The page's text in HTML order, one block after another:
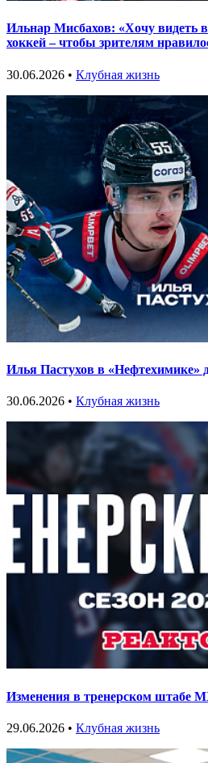
Ильнар Мисбахов: «Хочу видеть
хоккей – чтобы зрителям
30.06.2026 • Клубная жизнь
Илья Пастухов в «Нефтехимике»
30.06.2026 • Клубная жизнь
Изменения в тренерском штабе
29.06.2026 • Клубная жизнь